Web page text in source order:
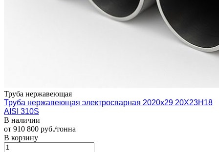
Труба нержавеющая
Труба нержавеющая электросварная 2020х29 20Х23Н18
AISI 310S
В наличии
от 910 800 руб./тонна
В корзину